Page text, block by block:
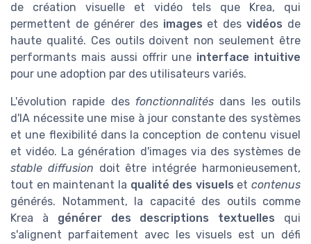
de création visuelle et vidéo tels que Krea, qui
permettent de générer des images et desvidéos de
haute qualité. Ces outils doivent non seulement être
performants mais aussi offrir une interface intuitive
pour une adoption par des utilisateurs variés.
L'évolution rapide des fonctionnalités dans les outils
d'IA nécessite une mise à jour constante des systèmes
et une flexibilité dans la conception de contenu visuel
et vidéo. La génération d'images via des systèmes de
stable diffusion doit être intégrée harmonieusement,
tout en maintenant la qualité des visuels et contenus
générés. Notamment, la capacité des outils comme
Krea à générer des descriptions textuelles qui
s'alignent parfaitement avec les visuels est un défi